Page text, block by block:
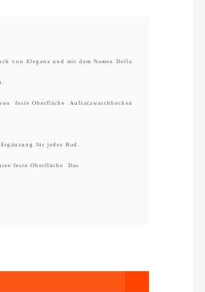
von Eleganz und mit dem Namen Della
feste Oberfläche Aufsatzwaschbecken
für jedes Bad.
feste Oberfläche Das